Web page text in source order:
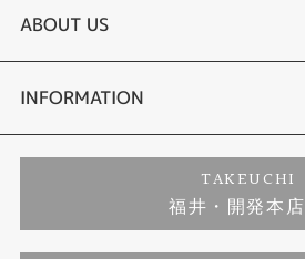
結婚指輪
セットリング
エタニティーリング
婚約ネックレス
サプライズプロポーズ相談室
ダイヤモンドカッターブランド
アフターメンテナンス
金澤工房｜手作りペアリング
ABOUT US
店舗情報
お客様の声
INFORMATION
TAKEUCHI
福井・開発本店